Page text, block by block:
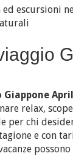
escursioni
relax,
per chi
e con